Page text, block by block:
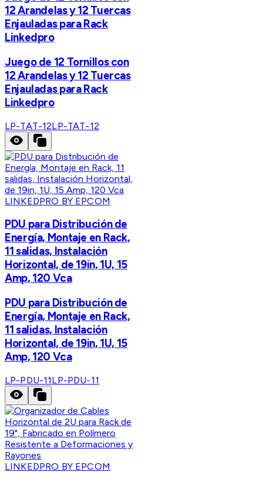
12 Arandelas y 12 Tuercas
Enjauladas para Rack
Linkedpro
Juego de 12 Tornillos con
12 Arandelas y 12 Tuercas
Enjauladas para Rack
Linkedpro
LP-TAT-12LP-TAT-12
LINKEDPRO BY EPCOM
PDU para Distribución de
Energía, Montaje en Rack,
11 salidas, Instalación
Horizontal, de 19in, 1U, 15
Amp, 120 Vca
PDU para Distribución de
Energía, Montaje en Rack,
11 salidas, Instalación
Horizontal, de 19in, 1U, 15
Amp, 120 Vca
LP-PDU-11LP-PDU-11
LINKEDPRO BY EPCOM